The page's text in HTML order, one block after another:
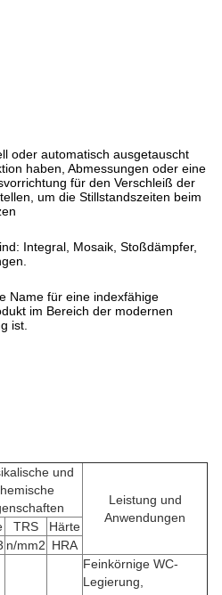
oder automatisch ausgetauscht
haben, Abmessungen oder eine
für den Verschleiß der
um die Stillstandszeiten beim
Integral, Mosaik, Stoßdämpfer,
Name für eine indexfähige
im Bereich der modernen
ist.
und
Leistung und
Anwendungen
TRS
Härte
n/mm2 HRA
Feinkörnige WC-
Legierung,